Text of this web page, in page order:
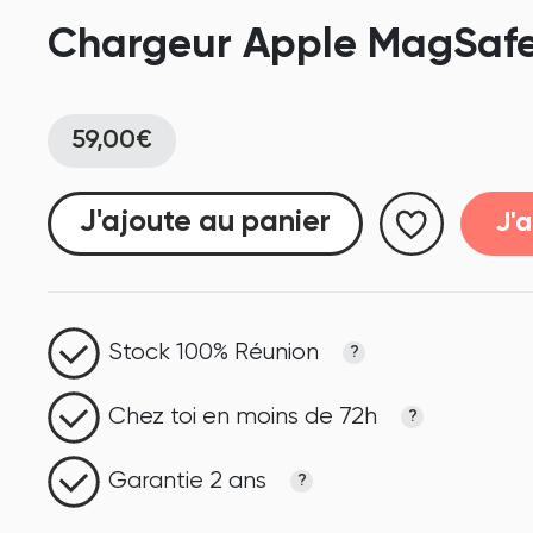
Chargeur Apple
59,00€
J'ajoute au panier
Stock 100% Réunion ?
Chez toi en moins de 72h ?
Garantie 2 ans ?